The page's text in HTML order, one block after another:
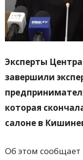
Эксперты
завершили
которая
салоне в
Об этом сообщает